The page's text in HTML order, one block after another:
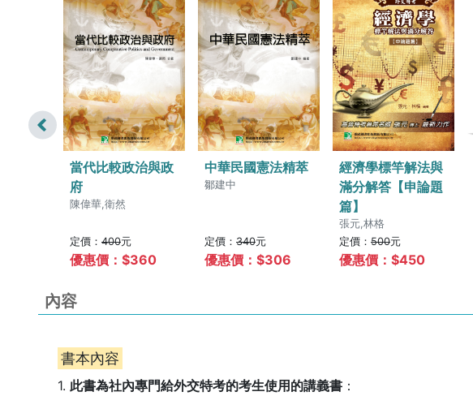
當代比較政治與政
府
陳偉華,衛然
定價： 400元
優惠價：$360
中華民國憲法精萃
鄒建中
定價： 340元
優惠價：$306
經濟學標竿解法與
滿分解答【申論題
篇】
張元,林格
定價： 500元
優惠價：$450
內容
書本內容
1. 此書為社內專門給外交特考的考生使用的講義書 ：